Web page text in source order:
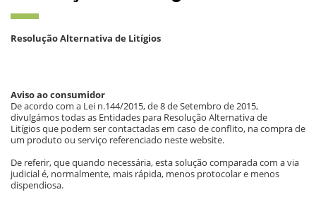
Resolução Alternativa de Litígios
Aviso ao consumidor
De acordo com a Lei n.144/2015, de 8 de Setembro de 2015,
divulgámos todas as Entidades para Resolução Alternativa de
Litígiosque podem ser contactadas em caso de conflito, na compra de
um produto ou serviço referenciado neste website.
De referir, que quando necessária, esta solução comparada com a via
judicial é, normalmente, mais rápida, menos protocolar e menos
dispendiosa.